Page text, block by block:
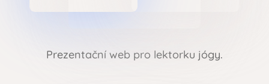
Prezentační web pro lektorku jógy.